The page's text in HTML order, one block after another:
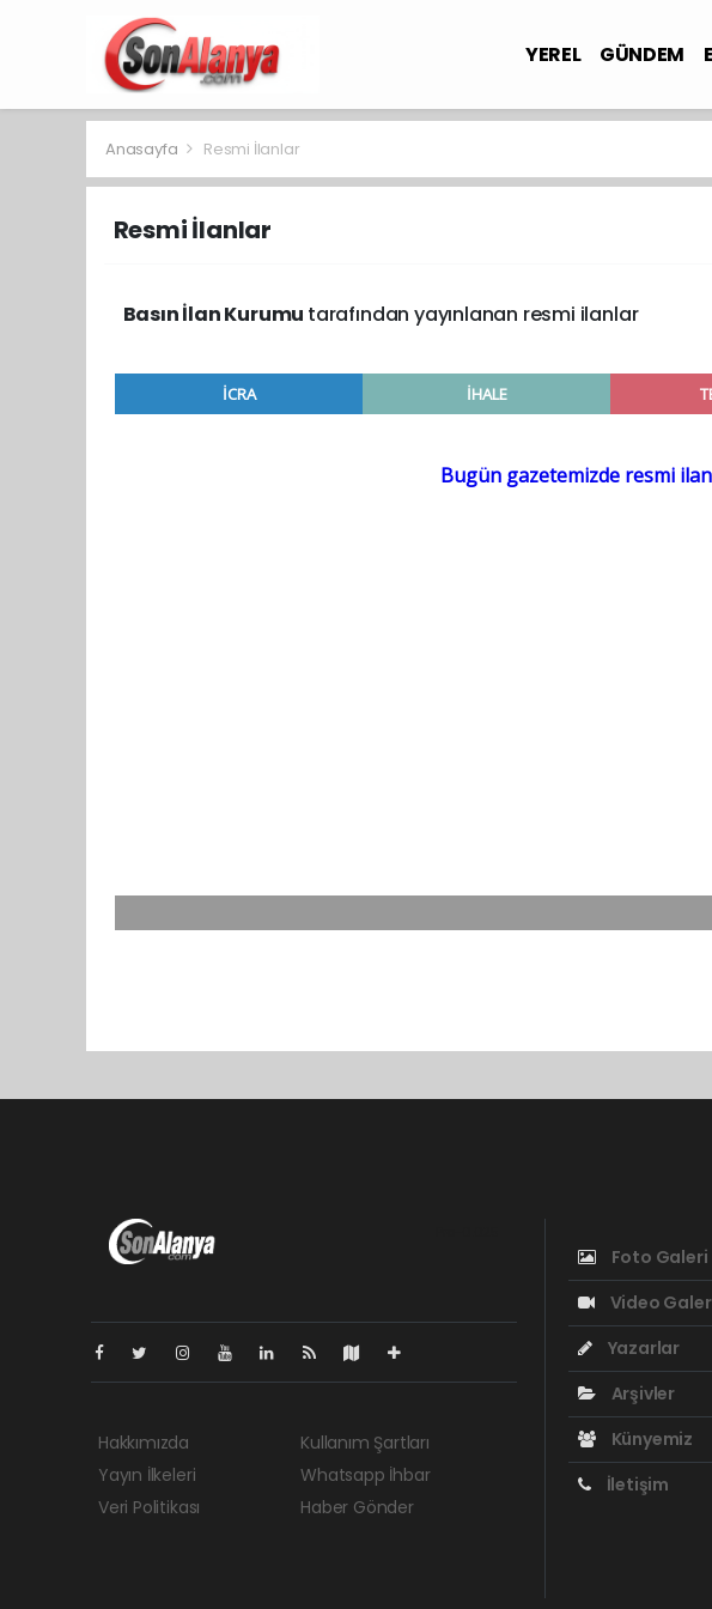
YEREL GÜNDEM
Anasayfa Resmi İlanlar
Resmi İlanlar
Basın İlan Kurumu tarafından yayınlanan resmi ilanlar
Hakkımızda
Yayın İlkeleri
Veri Politikası
Kullanım Şartları
Whatsapp İhbar
Haber Gönder
Foto Galeri
Video
Yazarlar
Arşivler
Künyemiz
İletişim